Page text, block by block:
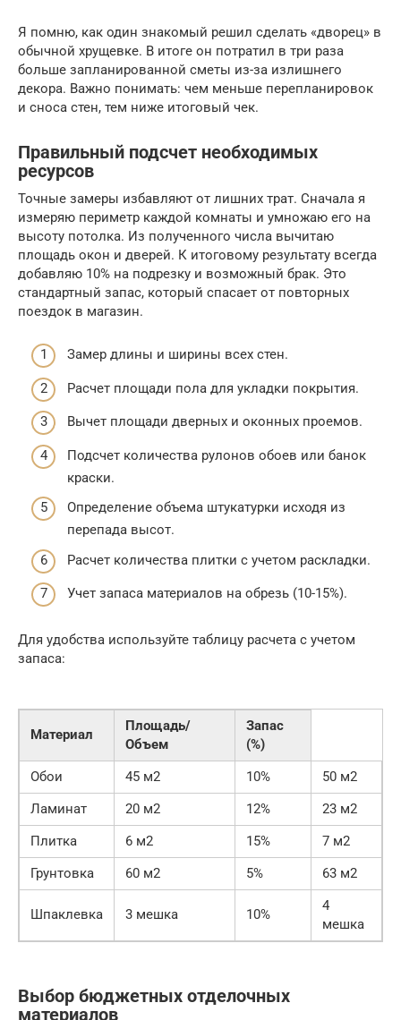
Я помню, как один знакомый решил сделать «дворец» в
обычной хрущевке. В итоге он потратил в три раза
больше запланированной сметы из-за излишнего
декора. Важно понимать: чем меньше перепланировок
и сноса стен, тем ниже итоговый чек.
Правильный подсчет необходимых
ресурсов
Точные замеры избавляют от лишних трат. Сначала я
измеряю периметр каждой комнаты и умножаю его на
высоту потолка. Из полученного числа вычитаю
площадь окон и дверей. К итоговому результату всегда
добавляю 10% на подрезку и возможный брак. Это
стандартный запас, который спасает от повторных
поездок в магазин.
Замер длины и ширины всех стен.
Расчет площади пола для укладки покрытия.
Вычет площади дверных и оконных проемов.
Подсчет количества рулонов обоев или банок
краски.
Определение объема штукатурки исходя из
перепада высот.
Расчет количества плитки с учетом раскладки.
Учет запаса материалов на обрезь (10-15%).
Для удобства используйте таблицу расчета с учетом
запаса:
Материал
Площадь/
Объем
Запас
(%)
Обои
45 м2 10%
50 м2
Ламинат
20 м2 12%
23 м2
Плитка
6 м2 15%
7 м2
Грунтовка
60 м2 5% 63 м2
Шпаклевка 3 мешка 10%
4
мешка
Выбор бюджетных отделочных
материалов